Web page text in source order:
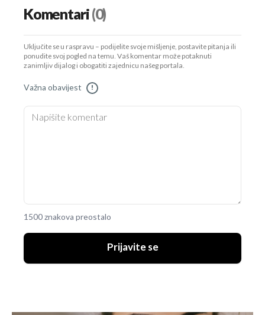
Komentari(0)
Uključite se u raspravu – podijelite svoje mišljenje, postavite pitanja ili
ponudite svoj pogled na temu. Vaš komentar može potaknuti
zanimljiv dijalog i obogatiti zajednicu našeg portala.
Važna obavijest !
1500 znakova preostalo
Prijavite se